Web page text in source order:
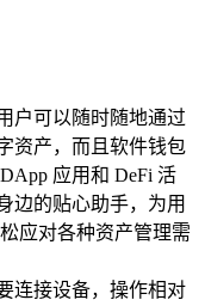
户可以随时随地通过
资产，而且软件钱包
应用和 DeFi 活
边的贴心助手，为用
应对各种资产管理需
连接设备，操作相对